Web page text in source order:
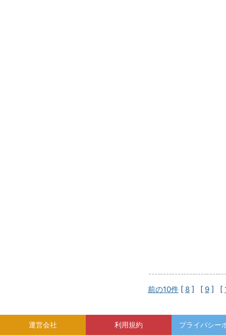
前の10件 [ 8 ] [ 9 ] [
運営会社 利用規約 プライバシー